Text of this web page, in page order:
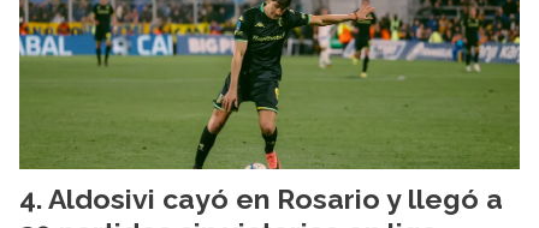
Aldosivi cayó en Rosario y llegó a